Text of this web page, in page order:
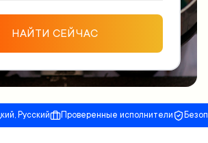
НАЙТИ СЕЙЧАС
Русский Проверенные исполнители